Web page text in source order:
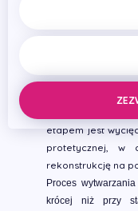
protetycznych,
tradycyjnych
pozwalającym
uzupełnienie
etapem jest
protetycznej, w
rekonstrukcję na
Proces
krócej niż przy